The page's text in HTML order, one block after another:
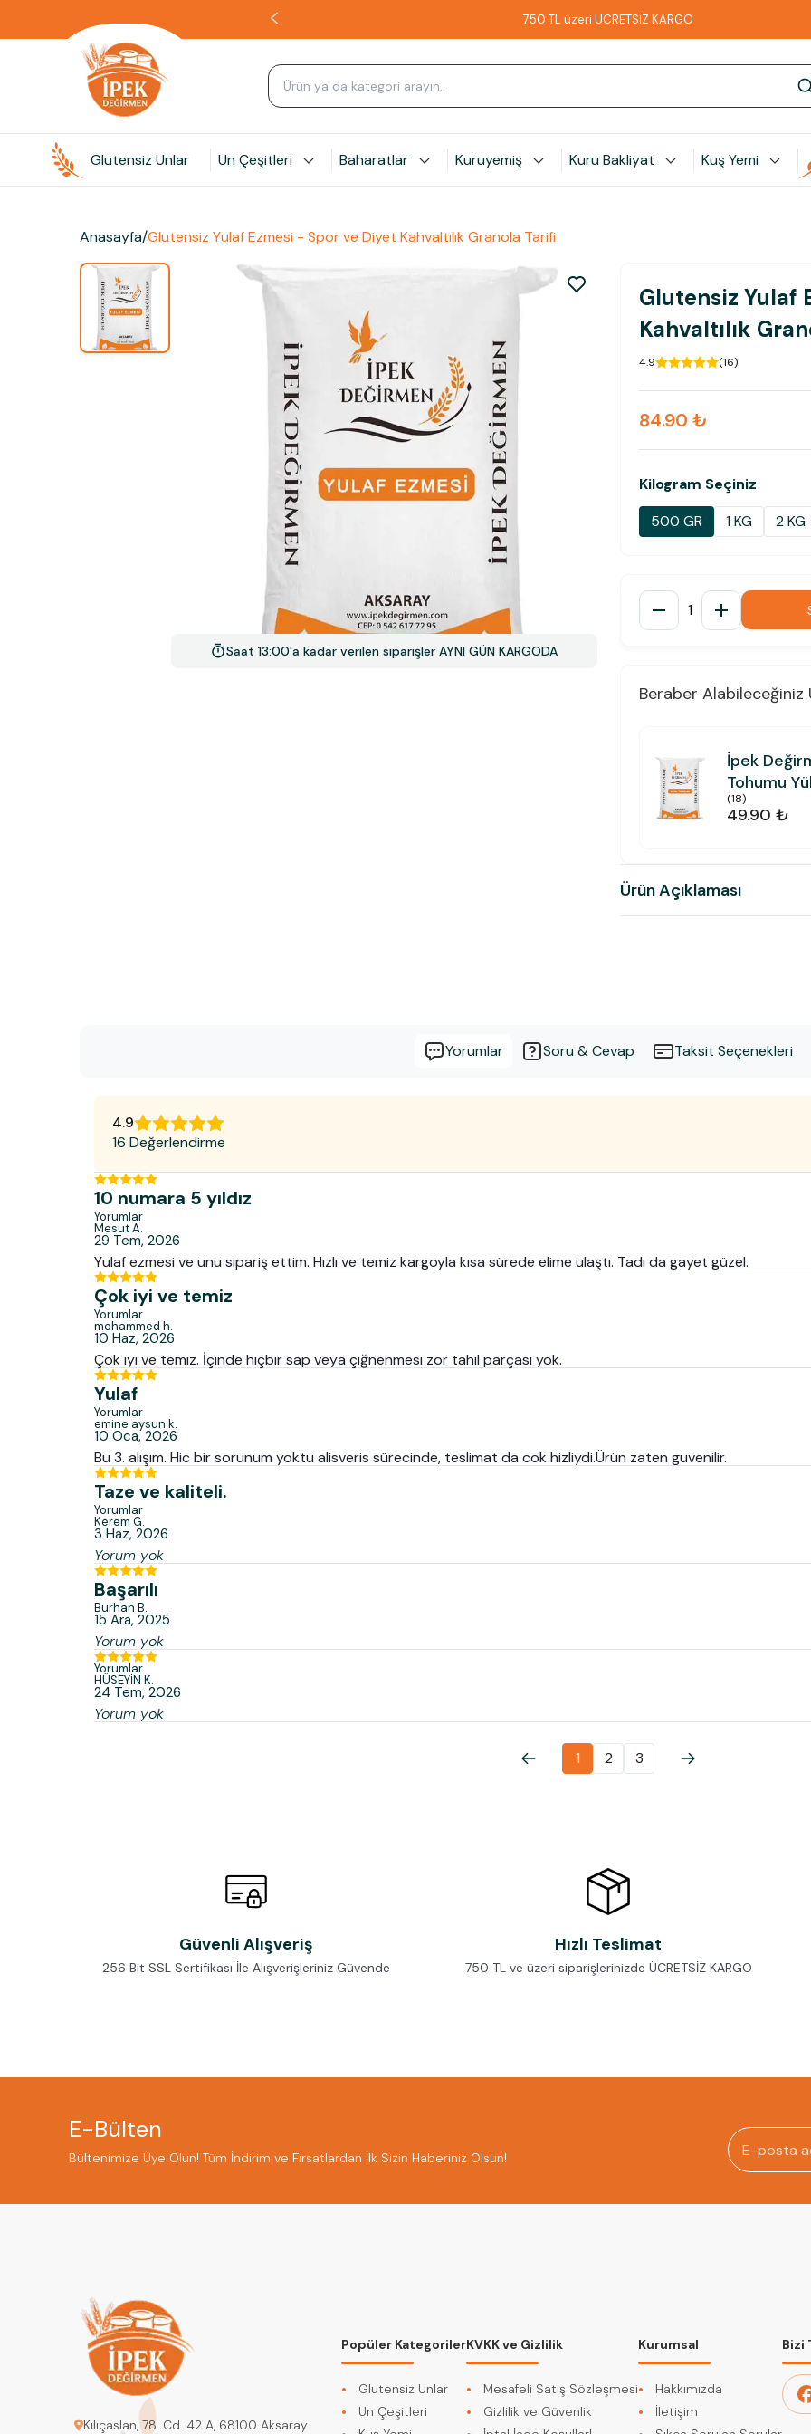
750 TL üzeri ÜCRETSİZ KARGO
Glutensiz Unlar Un Çeşitleri Baharatlar Kuruyemiş Kuru Bakliyat Kuş Yemi
Anasayfa/Glutensiz Yulaf Ezmesi - Spor ve Diyet Kahvaltılık Granola Tarifi
Saat 13:00'a kadar verilen siparişler AYNI GÜN KARGODA
Glutensiz Yulaf
Kahvaltılık
4.9 (16)
84.90 ₺
Kilogram Seçiniz
500 GR
1 KG 2 KG
1
Beraber Alabileceğiniz
İpek
Tohumu
(18)
49.90 ₺
Ürün Açıklaması
Yorumlar Soru & Cevap Taksit Seçenekleri
4.9
16 Değerlendirme
10 numara 5 yıldız
Yorumlar
MesutA.
29 Tem, 2026
Yulaf ezmesi ve unu sipariş ettim. Hızlı ve temiz kargoyla kısa sürede elime ulaştı. Tadı da gayet güzel.
Çok iyi ve temiz
Yorumlar
mohammed h.
10 Haz, 2026
Çok iyi ve temiz. İçinde hiçbir sap veya çiğnenmesi zor tahıl parçası yok.
Yulaf
Yorumlar
emine aysun k.
10 Oca, 2026
Bu 3. alışım. Hic bir sorunum yoktu alisveris sürecinde, teslimat da cok hizliydi.Ürün zaten guvenilir.
Taze ve kaliteli.
Yorumlar
Kerem G.
3 Haz, 2026
Yorum yok
Başarılı
Burhan B.
15 Ara, 2025
Yorum yok
Yorumlar
HÜSEYİN K.
24 Tem, 2026
Yorum yok
1 2 3
Güvenli Alışveriş
256 Bit SSL Sertifikası İle Alışverişleriniz Güvende
Hızlı Teslimat
750 TL ve üzeri siparişlerinizde ÜCRETSİZ KARGO
E-Bülten
Bültenimize Üye Olun! Tüm İndirim ve Fırsatlardan İlk Sizin Haberiniz Olsun!
Kılıçaslan, 78. Cd. 42 A, 68100 Aksaray
Popüler Kategoriler
Glutensiz Unlar
Un Çeşitleri
KVKK ve Gizlilik
Mesafeli Satış Sözleşmesi
Gizlilik ve Güvenlik
Kurumsal
Hakkımızda
İletişim
Bizi